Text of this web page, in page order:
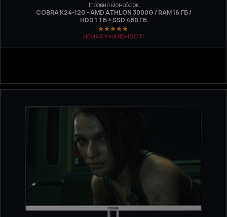
Ігровий моноблок
COBRA K24-120 - AMD ATHLON 3000G / RAM 16 ГБ /
HDD 1 ТБ + SSD 480 ГБ
НЕМАЄ У НАЯВНОСТІ